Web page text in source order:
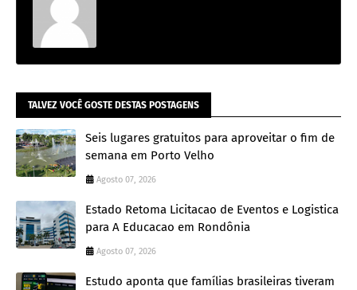
TALVEZ VOCÊ GOSTE DESTAS POSTAGENS
Seis lugares gratuitos para aproveitar o fim de
semana em Porto Velho
Agosto 07, 2026
Estado Retoma Licitacao de Eventos e Logistica
para A Educacao em Rondônia
Agosto 07, 2026
Estudo aponta que famílias brasileiras tiveram